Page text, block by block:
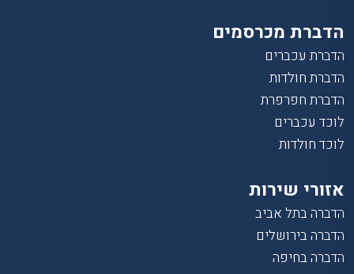
הדברת מכרסמים
הדברת עכברים
הדברת חולדות
הדברת חפרפרת
לוכד עכברים
לוכד חולדות
אזורי שירות
הדברה בתל אביב
הדברה בירושלים
הדברה בחיפה